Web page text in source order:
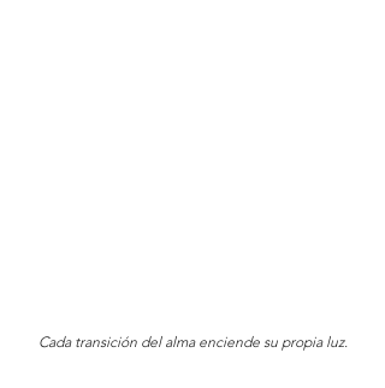
Cada transición del alma enciende su propia luz.